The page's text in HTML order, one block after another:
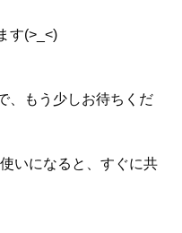
す(>_<)
、もう少しお待ちくだ
いになると、すぐに共